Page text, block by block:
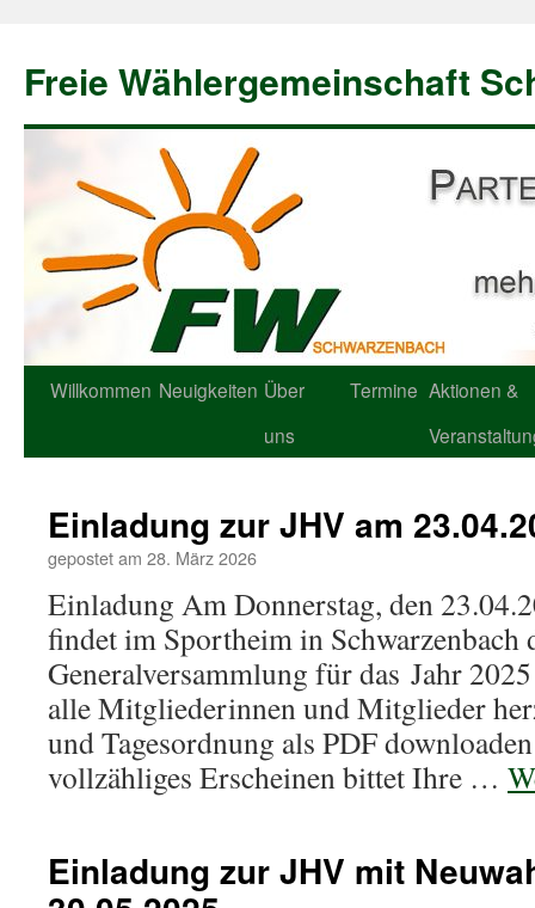
Freie Wählergemeinschaft
Willkommen Neuigkeiten Über
uns
Termine Aktionen &
Einladung zur JHV am
gepostet am 28. März 2026
Einladung Am Donnerstag, den
findet im Sportheim in Schwarzenbach
Generalversammlung für das Jahr
alle Mitgliederinnen und Mitglieder
und Tagesordnung als PDF
vollzähliges Erscheinen bittet Ihre …
Einladung zur JHV mit